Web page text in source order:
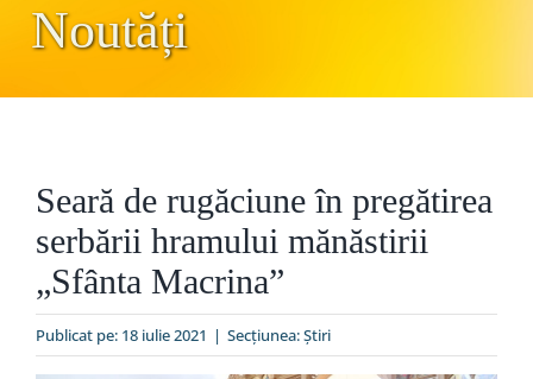
Organizare
Liturgic
Special
Noutăți
Seară de rugăciune în pregătirea
serbării hramului mănăstirii
„Sfânta Macrina”
Publicat pe: 18 iulie 2021 | Secțiunea:Ştiri